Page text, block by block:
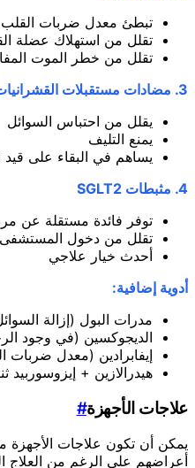
تبطئ معدل ضربات القلب
تقلل من استهلاك عضلة
تقلل من خطر الموت
3. مضادات مستقبلات القشرانيات المعدنية (MRA)
يقلل من احتباس السوائل
يمنع التليف
يساهم في البقاء على قيد
4. مثبطات SGLT2
توفر فائدة مستقلة عن
تقلل من دخول المستشفى
أحدث خيار علاجي
أدوية إضافية:
مدرات البول (إزالة
الديجوكسين (في وجود
إيفابرادين (معدل ضربات
هيدرالازين + إيزوسوربيد
علاجات الأجهزة#
يمكن أن تكون علاجات الأجهزة
أعراضهم على الرغم من العلاج